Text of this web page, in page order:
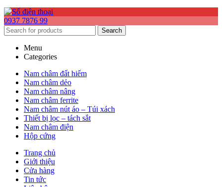
0937 7876 99
Search
Menu
Categories
Nam châm đất hiếm
Nam châm dẻo
Nam châm nâng
Nam châm ferrite
Nam châm nút áo – Túi xách
Thiết bị lọc – tách sắt
Nam châm điện
Hộp cứng
Trang chủ
Giới thiệu
Cửa hàng
Tin tức